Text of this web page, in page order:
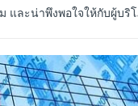
และน่าพึงพอใจให้กับผู้บ